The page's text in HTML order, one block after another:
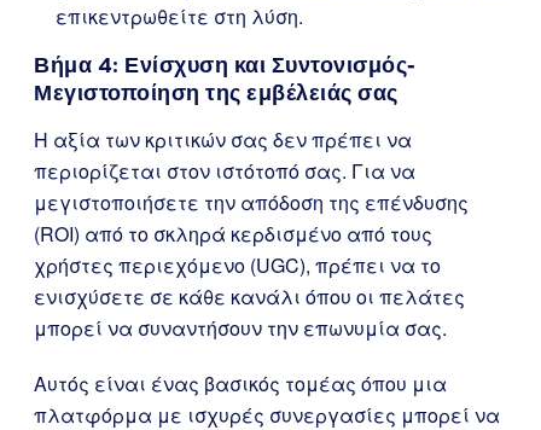
επικεντρωθείτε στη λύση.
Βήμα 4: Ενίσχυση και Συντονισμός-
Μεγιστοποίηση της εμβέλειάς σας
Η αξία των κριτικών σας δεν πρέπει να
περιορίζεται στον ιστότοπό σας. Για να
μεγιστοποιήσετε την απόδοση της επένδυσης
(ROI) από το σκληρά κερδισμένο από τους
χρήστες περιεχόμενο (UGC), πρέπει να το
ενισχύσετε σε κάθε κανάλι όπου οι πελάτες
μπορεί να συναντήσουν την επωνυμία σας.
Αυτός είναι ένας βασικός τομέας όπου μια
πλατφόρμα με ισχυρές συνεργασίες μπορεί να